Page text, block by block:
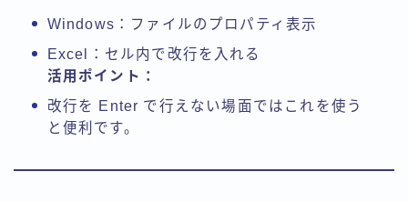
Windows：ファイルのプロパティ表示
Excel：セル内で改行を入れる
活用ポイント：
改行を Enter で行えない場面ではこれを使う
と便利です。